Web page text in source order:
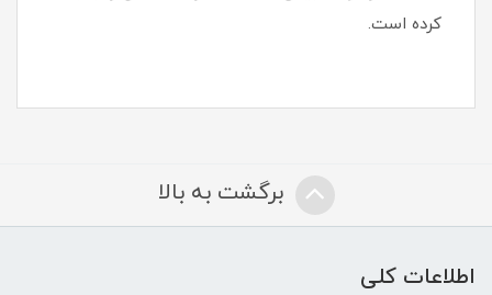
کرده است.
برگشت به بالا
اطلاعات کلی